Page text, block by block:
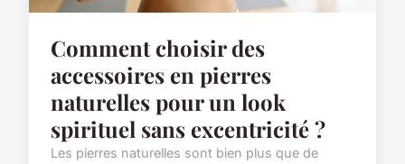
Comment choisir des
accessoires en pierres
naturelles pour un look
spirituel sans excentricité ?
Les pierres naturelles sont bien plus que de